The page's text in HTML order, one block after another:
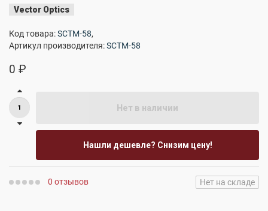
Vector Optics
Код товара:SCTM-58,
Артикул производителя:SCTM-58
0 ₽
Нет в наличии
Нашли дешевле? Снизим цену!
0 отзывов Нет на складе